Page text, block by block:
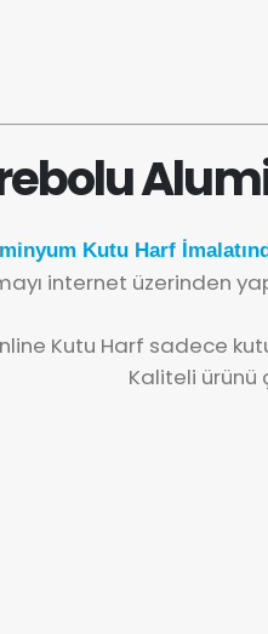
Kutu Harf
internet üzerinden
Kutu Harf sadece
Kaliteli